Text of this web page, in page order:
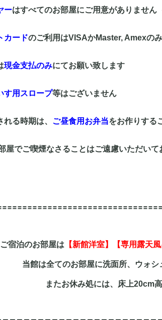
ーはすべてのお部屋にご用意がありません
カードのご利用はVISAかMaster, Amexの
現金支払のみにてお願い致します
す用スロープ等はございません
る時期は、 ご昼食用お弁当をお作りする
屋でご喫煙なさることはご遠慮いただい
〓〓〓〓〓〓〓〓〓〓〓〓〓〓〓〓〓〓〓〓〓〓〓〓〓〓〓〓〓〓
ご宿泊のお部屋は 【新館洋室】【専用露天風
当館は全てのお部屋に洗面所、ウォシ
またお休み処には、床上20cm